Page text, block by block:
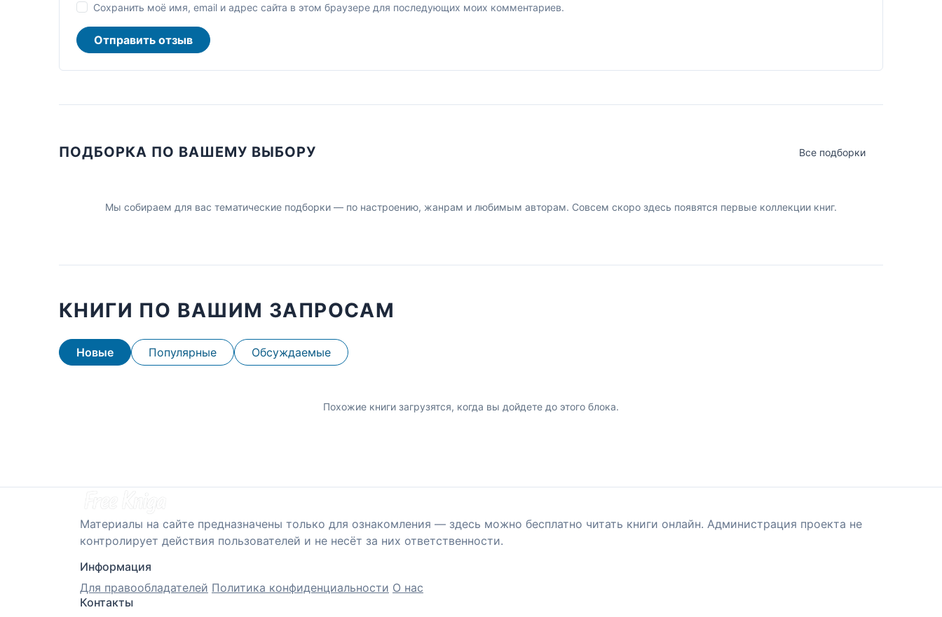
Сохранить моё имя, email и адрес сайта в этом браузере для последующих моих комментариев.
Отправить отзыв
ПОДБОРКА ПО ВАШЕМУ ВЫБОРУ Все подборки
Мы собираем для вас тематические подборки — по настроению, жанрам и любимым авторам. Совсем скоро здесь появятся первые коллекции книг.
КНИГИ ПО ВАШИМ ЗАПРОСАМ
Новые Популярные Обсуждаемые
Похожие книги загрузятся, когда вы дойдете до этого блока.
Материалы на сайте предназначены только для ознакомления — здесь можно бесплатно читать книги онлайн. Администрация проекта не
контролирует действия пользователей и не несёт за них ответственности.
Информация
Для правообладателей Политика конфиденциальности О нас
Контакты